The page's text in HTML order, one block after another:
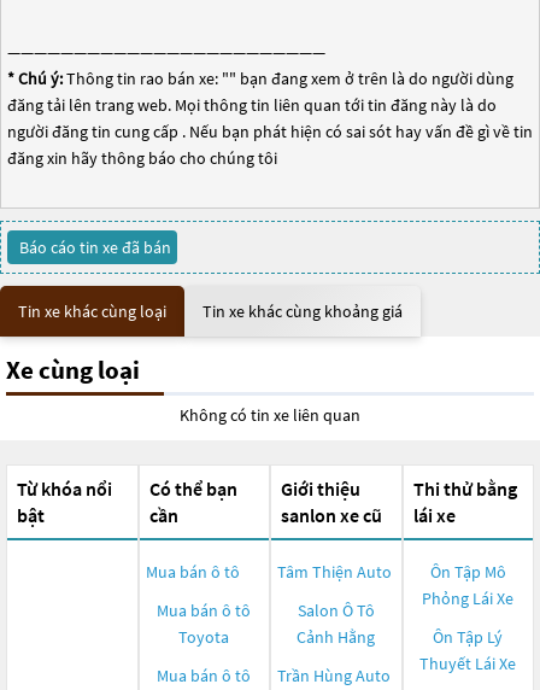
————————————————————————
* Chú ý:Thông tin rao bán xe: "" bạn đang xem ở trên là do người dùng
đăng tải lên trang web. Mọi thông tin liên quan tới tin đăng này là do
người đăng tin cung cấp . Nếu bạn phát hiện có sai sót hay vấn đề gì về tin
đăng xin hãy thông báo cho chúng tôi
Báo cáo tin xe đã bán
Tin xe khác cùng loại Tin xe khác cùng khoảng giá
Xe cùng loại
Không có tin xe liên quan
Từ khóa nổi
bật
Có thể bạn
cần
Mua bán ô tô
Mua bán ô tô
Toyota
Mua bán ô tô
Giới thiệu
sanlon xe cũ
Tâm Thiện Auto
Salon Ô Tô
Cảnh Hằng
Trần Hùng Auto
Thi thử bằng
lái xe
Ôn Tập Mô
Phỏng Lái Xe
Ôn Tập Lý
Thuyết Lái Xe